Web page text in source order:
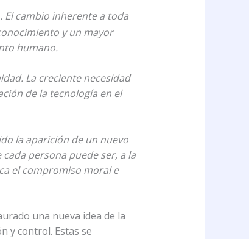
El cambio inherente a toda
y un mayor
humano.
La creciente necesidad
de la tecnología en el
la aparición de un nuevo
persona puede ser, a la
el compromiso moral e
una nueva idea de la
y control. Estas se